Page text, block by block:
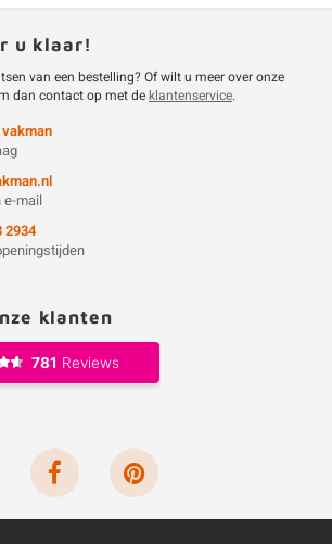
u klaar!
van een bestelling? Of wilt u meer over onze
dan contact op met deklantenservice.
e-mail
2934
klanten